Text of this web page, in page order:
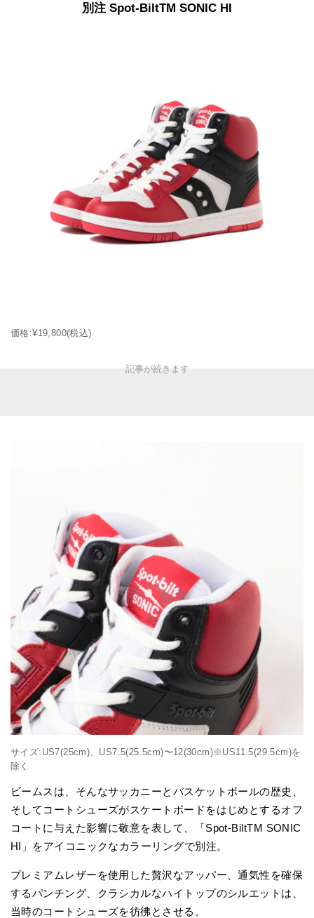
別注 Spot-BiltTM SONIC HI
価格:¥19,800(税込)
サイズ:US7(25cm)、US7.5(25.5cm)〜12(30cm)※US11.5(29.5cm)を
除く
ビームスは、そんなサッカニーとバスケットボールの歴史、
そしてコートシューズがスケートボードをはじめとするオフ
コートに与えた影響に敬意を表して、「Spot-BiltTM SONIC
HI」をアイコニックなカラーリングで別注。
プレミアムレザーを使用した贅沢なアッパー、通気性を確保
するパンチング、クラシカルなハイトップのシルエットは、
当時のコートシューズを彷彿とさせる。